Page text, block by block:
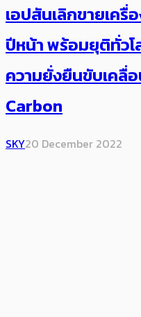
เอปสันเลิกขายเครื่
ปีหน้า พร้อมยุติทั่ว
ความยั่งยืนขับเคลื่
Carbon
SKY20 December 2022